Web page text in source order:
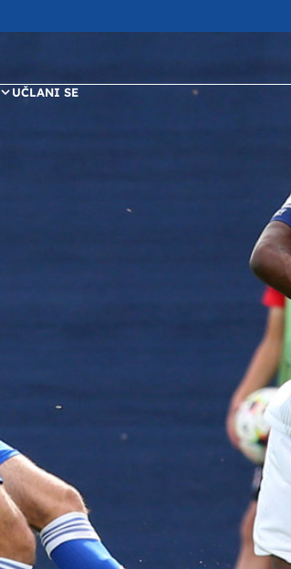
UČLANI SE